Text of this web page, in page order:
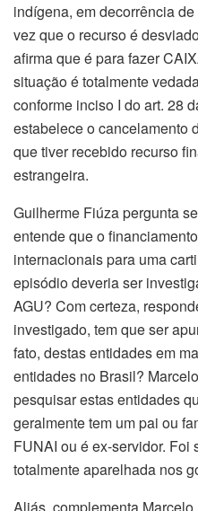
indígena, em decorrência
vez que o recurso é
afirma que é para fazer
situação é totalmente
conforme inciso I do art. 28
estabelece o cancelamento
que tiver recebido recurso
estrangeira.
Guilherme Fiúza pergunta
entende que o
internacionais para uma
episódio deveria ser
AGU? Com certeza,
investigado, tem que ser
fato, destas entidades em
entidades no Brasil?
pesquisar estas entidades
geralmente tem um pai ou
FUNAI ou é ex-servidor. Foi
totalmente aparelhada nos